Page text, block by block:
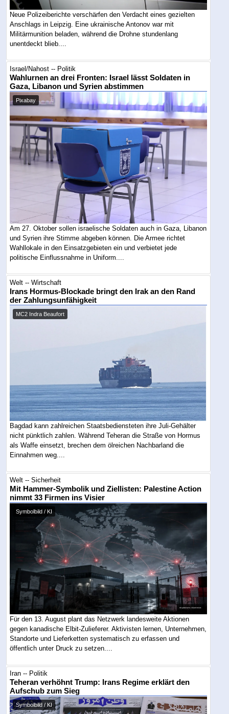
Neue Polizeiberichte verschärfen den Verdacht eines gezielten
Anschlags in Leipzig. Eine ukrainische Antonov war mit
Militärmunition beladen, während die Drohne stundenlang
unentdeckt blieb....
Israel/Nahost -- Politik
Wahlurnen an drei Fronten: Israel lässt Soldaten in
Gaza, Libanon und Syrien abstimmen
Pixabay
Am 27. Oktober sollen israelische Soldaten auch in Gaza, Libanon
und Syrien ihre Stimme abgeben können. Die Armee richtet
Wahllokale in den Einsatzgebieten ein und verbietet jede
politische Einflussnahme in Uniform....
Welt -- Wirtschaft
Irans Hormus-Blockade bringt den Irak an den Rand
der Zahlungsunfähigkeit
MC2 Indra Beaufort
Bagdad kann zahlreichen Staatsbediensteten ihre Juli-Gehälter
nicht pünktlich zahlen. Während Teheran die Straße von Hormus
als Waffe einsetzt, brechen dem ölreichen Nachbarland die
Einnahmen weg....
Welt -- Sicherheit
Mit Hammer-Symbolik und Ziellisten: Palestine Action
nimmt 33 Firmen ins Visier
Symbolbild / KI
Für den 13. August plant das Netzwerk landesweite Aktionen
gegen kanadische Elbit-Zulieferer. Aktivisten lernen, Unternehmen,
Standorte und Lieferketten systematisch zu erfassen und
öffentlich unter Druck zu setzen....
Iran -- Politik
Teheran verhöhnt Trump: Irans Regime erklärt den
Aufschub zum Sieg
Symbolbild / KI